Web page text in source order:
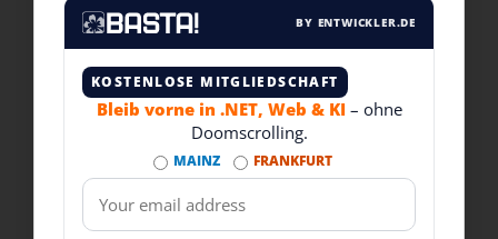
BY ENTWICKLER.DE
KOSTENLOSE MITGLIEDSCHAFT
Bleib vorne in .NET, Web & KI – ohne
Doomscrolling.
MAINZ FRANKFURT